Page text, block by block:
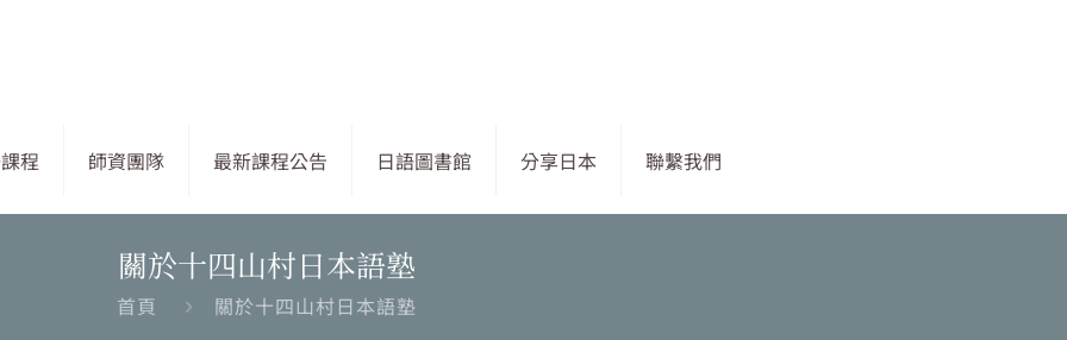
程 師資團隊 最新課程公告 日語圖書館 分享日本 聯繫我們
關於十四山村日本語塾
首頁 關於十四山村日本語塾